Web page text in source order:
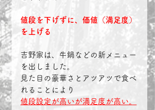
値段を下げずに、価値（満足度）
を上げる
吉野家は、牛鍋などの新メニュー
を出しました。
見た目の豪華さとアツアツで食べ
れることにより
値段設定が高いが満足度が高い。